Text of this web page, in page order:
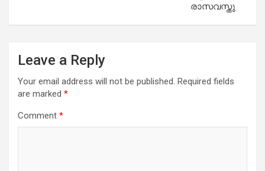
രാസവസ്തു
Leave a Reply
Your email address will not be published. Required fields
are marked *
Comment *